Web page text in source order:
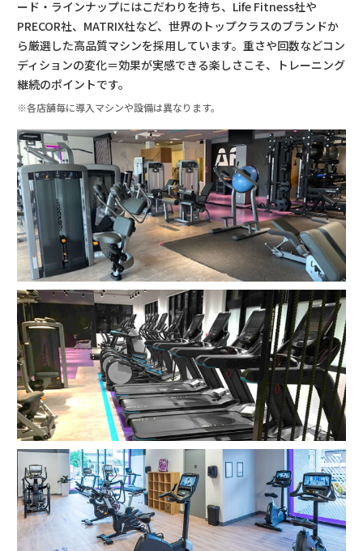
ード・ラインナップにはこだわりを持ち、Life Fitness社や
PRECOR社、MATRIX社など、世界のトップクラスのブランドか
ら厳選した高品質マシンを採用しています。重さや回数などコン
ディションの変化＝効果が実感できる楽しさこそ、トレーニング
継続のポイントです。
※各店舗毎に導入マシンや設備は異なります。